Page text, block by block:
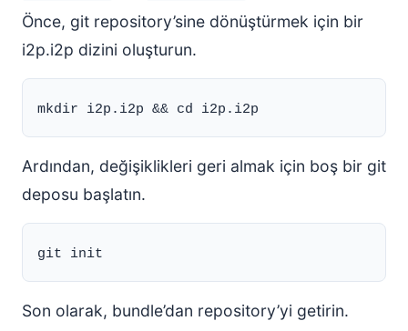
Önce, git repository’sine dönüştürmek için bir
i2p.i2p dizini oluşturun.
Ardından, değişiklikleri geri almak için boş bir git
deposu başlatın.
Son olarak, bundle’dan repository’yi getirin.